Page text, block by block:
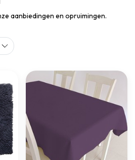
aanbiedingen en opruimingen.